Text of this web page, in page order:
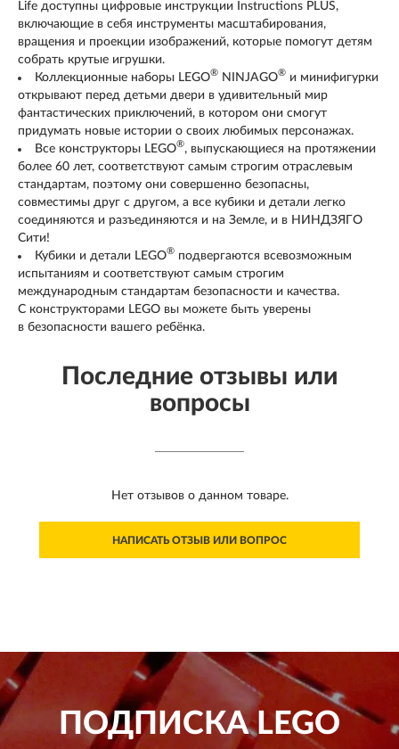
Life доступны цифровые инструкции Instructions PLUS,
включающие в себя инструменты масштабирования,
вращения и проекции изображений, которые помогут детям
собрать крутые игрушки.
Коллекционные наборы LEGO® NINJAGO® и минифигурки
открывают перед детьми двери в удивительный мир
фантастических приключений, в котором они смогут
придумать новые истории о своих любимых персонажах.
Все конструкторы LEGO®, выпускающиеся на протяжении
более 60 лет, соответствуют самым строгим отраслевым
стандартам, поэтому они совершенно безопасны,
совместимы друг с другом, а все кубики и детали легко
соединяются и разъединяются и на Земле, и в НИНДЗЯГО
Сити!
Кубики и детали LEGO® подвергаются всевозможным
испытаниям и соответствуют самым строгим
международным стандартам безопасности и качества.
С конструкторами LEGO вы можете быть уверены
в безопасности вашего ребёнка.
Последние отзывы или
вопросы
Нет отзывов о данном товаре.
НАПИСАТЬ ОТЗЫВ ИЛИ ВОПРОС
ПОДПИСКАLEGO